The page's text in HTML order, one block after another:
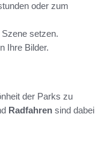
oder zum
setzen.
Ihre Bilder.
der Parks zu
Radfahren sind dabei